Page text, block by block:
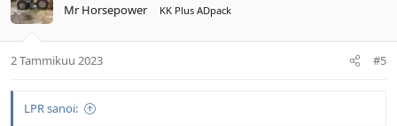
Mr Horsepower KK Plus ADpack
2 Tammikuu 2023 #5
LPR sanoi: